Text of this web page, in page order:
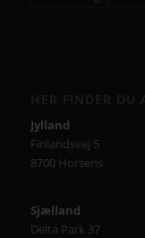
Jylland
Finlandsvej 5
8700 Horsens
Sjælland
Delta Park 37